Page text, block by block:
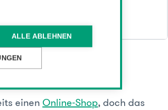
ALLE ABLEHNEN
einen Online-Shop, doch das